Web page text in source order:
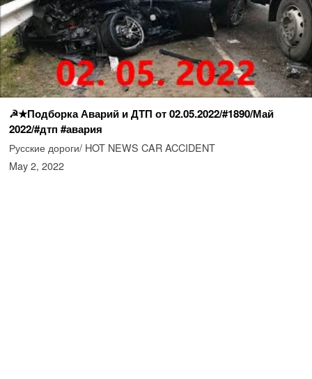
☭★Подборка Аварий и ДТП от 02.05.2022/#1890/Май
2022/#дтп #авария
Русские дороги/ HOT NEWS CAR ACCIDENT
May 2, 2022